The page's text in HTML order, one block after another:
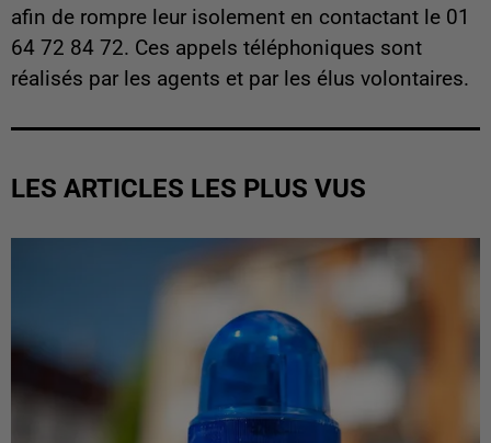
afin de rompre leur isolement en contactant le 01
64 72 84 72. Ces appels téléphoniques sont
réalisés par les agents et par les élus volontaires.
LES ARTICLES LES PLUS VUS